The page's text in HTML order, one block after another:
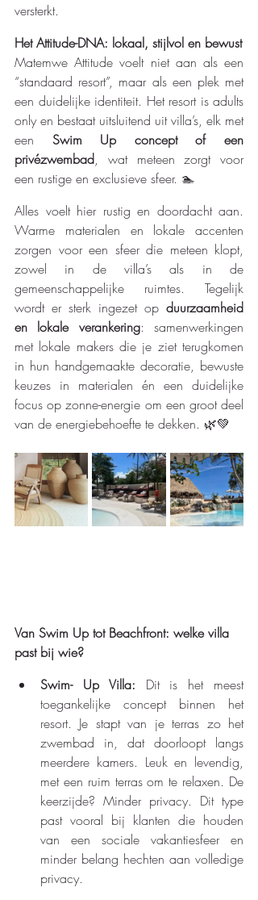
versterkt.
Het Attitude-DNA: lokaal, stijlvol en bewust
Matemwe Attitude voelt niet aan als een
“standaard resort”, maar als een plek met
een duidelijke identiteit. Het resort is adults
only en bestaat uitsluitend uit villa’s, elk met
een Swim Up concept of een
privézwembad, wat meteen zorgt voor
een rustige en exclusieve sfeer. 🏊
Alles voelt hier rustig en doordacht aan.
Warme materialen en lokale accenten
zorgen voor een sfeer die meteen klopt,
zowel in de villa’s als in de
gemeenschappelijke ruimtes. Tegelijk
wordt er sterk ingezet op duurzaamheid
en lokale verankering: samenwerkingen
met lokale makers die je ziet terugkomen
in hun handgemaakte decoratie, bewuste
keuzes in materialen én een duidelijke
focus op zonne-energie om een groot deel
van de energiebehoefte te dekken. 🌿💚
Van Swim Up tot Beachfront: welke villa
past bij wie?
Swim- Up Villa: Dit is het meest
toegankelijke concept binnen het
resort. Je stapt van je terras zo het
zwembad in, dat doorloopt langs
meerdere kamers. Leuk en levendig,
met een ruim terras om te relaxen. De
keerzijde? Minder privacy. Dit type
past vooral bij klanten die houden
van een sociale vakantiesfeer en
minder belang hechten aan volledige
privacy.